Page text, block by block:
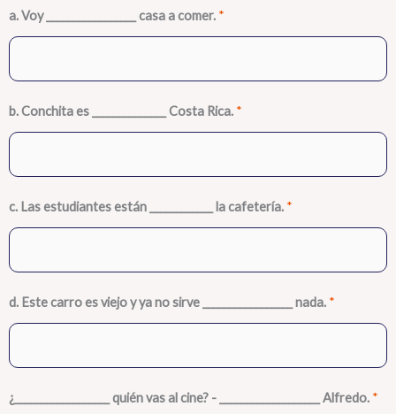
a. Voy _________________ casa a comer. *
b. Conchita es ______________ Costa Rica. *
c. Las estudiantes están ____________ la cafetería. *
d. Este carro es viejo y ya no sirve _________________ nada. *
¿__________________ quién vas al cine? - ___________________ Alfredo. *